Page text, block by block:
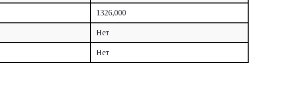
1326,000
Нет
Нет